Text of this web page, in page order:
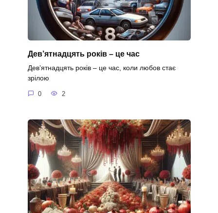
Дев’ятнадцять років – це час
Дев’ятнадцять років – це час, коли любов стає
зрілою
0 2